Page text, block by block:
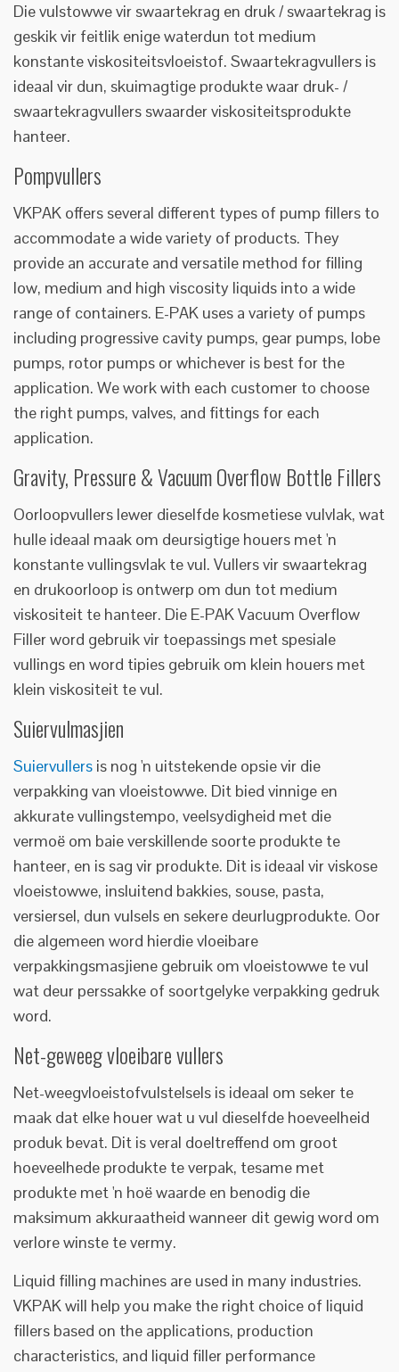
Die vulstowwe vir swaartekrag en druk / swaartekrag is
geskik vir feitlik enige waterdun tot medium
konstante viskositeitsvloeistof. Swaartekragvullers is
ideaal vir dun, skuimagtige produkte waar druk- /
swaartekragvullers swaarder viskositeitsprodukte
hanteer.
Pompvullers
VKPAK offers several different types of pump fillers to
accommodate a wide variety of products. They
provide an accurate and versatile method for filling
low, medium and high viscosity liquids into a wide
range of containers. E-PAK uses a variety of pumps
including progressive cavity pumps, gear pumps, lobe
pumps, rotor pumps or whichever is best for the
application. We work with each customer to choose
the right pumps, valves, and fittings for each
application.
Gravity, Pressure & Vacuum Overflow Bottle Fillers
Oorloopvullers lewer dieselfde kosmetiese vulvlak, wat
hulle ideaal maak om deursigtige houers met 'n
konstante vullingsvlak te vul. Vullers vir swaartekrag
en drukoorloop is ontwerp om dun tot medium
viskositeit te hanteer. Die E-PAK Vacuum Overflow
Filler word gebruik vir toepassings met spesiale
vullings en word tipies gebruik om klein houers met
klein viskositeit te vul.
Suiervulmasjien
Suiervullers is nog 'n uitstekende opsie vir die
verpakking van vloeistowwe. Dit bied vinnige en
akkurate vullingstempo, veelsydigheid met die
vermoë om baie verskillende soorte produkte te
hanteer, en is sag vir produkte. Dit is ideaal vir viskose
vloeistowwe, insluitend bakkies, souse, pasta,
versiersel, dun vulsels en sekere deurlugprodukte. Oor
die algemeen word hierdie vloeibare
verpakkingsmasjiene gebruik om vloeistowwe te vul
wat deur perssakke of soortgelyke verpakking gedruk
word.
Net-geweeg vloeibare vullers
Net-weegvloeistofvulstelsels is ideaal om seker te
maak dat elke houer wat u vul dieselfde hoeveelheid
produk bevat. Dit is veral doeltreffend om groot
hoeveelhede produkte te verpak, tesame met
produkte met 'n hoë waarde en benodig die
maksimum akkuraatheid wanneer dit gewig word om
verlore winste te vermy.
Liquid filling machines are used in many industries.
VKPAK will help you make the right choice of liquid
fillers based on the applications, production
characteristics, and liquid filler performance